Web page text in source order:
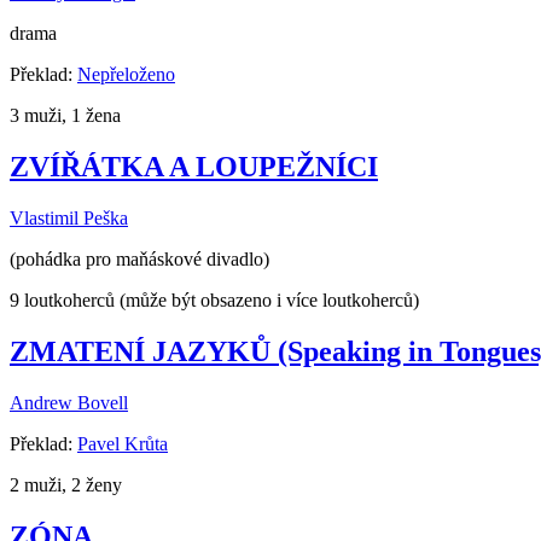
drama
Překlad: Nepřeloženo
3 muži, 1 žena
ZVÍŘÁTKA A LOUPEŽNÍCI
Vlastimil Peška
(pohádka pro maňáskové divadlo)
9 loutkoherců (může být obsazeno i více loutkoherců)
ZMATENÍ JAZYKŮ (Speaking in
Andrew Bovell
Překlad: Pavel Krůta
2 muži, 2 ženy